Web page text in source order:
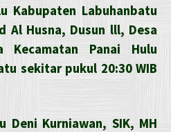
Kabupaten Labuhanbatu
Al Husna, Dusun lll, Desa
Kecamatan Panai Hulu
sekitar pukul 20:30 WIB
Deni Kurniawan, SIK, MH